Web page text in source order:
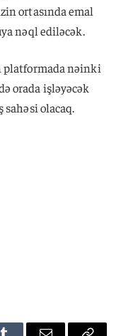
ortasında emal
nəql ediləcək.
platformada nəinki
orada işləyəcək
sahəsi olacaq.